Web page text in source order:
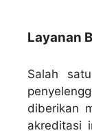
Layanan
Salah
diberikan
akreditasi